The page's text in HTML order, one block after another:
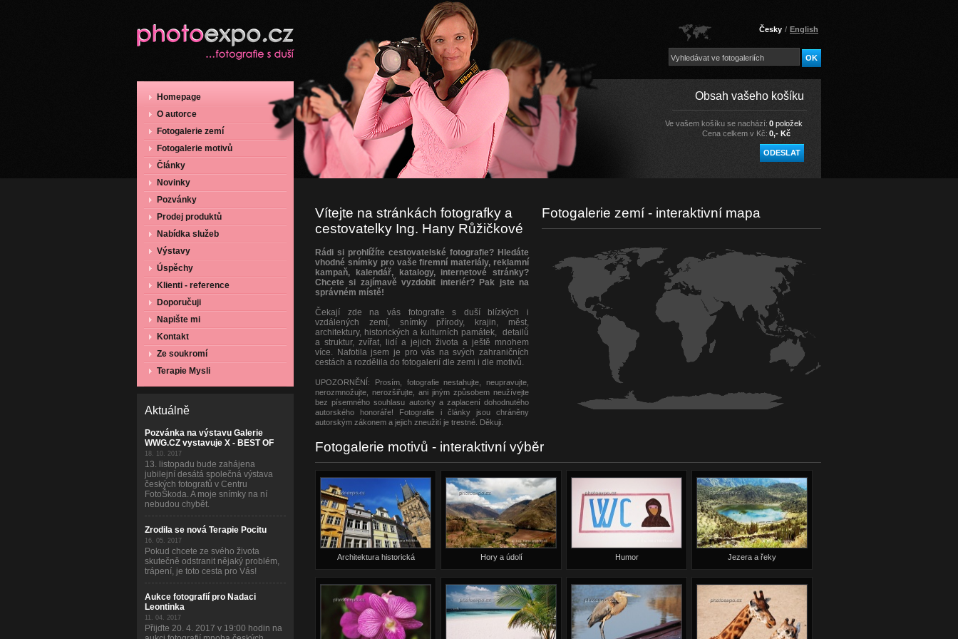
Homepage
O autorce
Fotogalerie zemí
Fotogalerie motivů
Články
Novinky
Pozvánky
Prodej produktů
Nabídka služeb
Výstavy
Úspěchy
Klienti - reference
Doporučuji
Napište mi
Kontakt
Ze soukromí
Terapie Mysli
Aktuálně
Pozvánka na výstavu Galerie
WWG.CZ vystavuje X - BEST OF
18. 10. 2017
13. listopadu bude zahájena
jubilejní desátá společná výstava
českých fotografů v Centru
FotoŠkoda. A moje snímky na ní
nebudou chybět.
Zrodila se nová Terapie Pocitu
16. 05. 2017
Pokud chcete ze svého života
skutečně odstranit nějaký problém,
trápení, je toto cesta pro Vás!
Aukce fotografií pro Nadaci
Leontinka
11. 04. 2017
Přijďte 20. 4. 2017 v 19:00 hodin na
Česky / English
Obsah vašeho košíku
Ve vašem košíku se nachází: 0 položek
Cena celkem v Kč: 0,- Kč
Vítejte na stránkách fotografky a
cestovatelky Ing. Hany Růžičkové
Rádi si prohlížíte cestovatelské fotografie? Hledáte
vhodné snímky pro vaše firemní materiály, reklamní
kampaň, kalendář, katalogy, internetové stránky?
Chcete si zajímavě vyzdobit interiér? Pak jste na
správném místě!
Čekají zde na vás fotografie s duší blízkých i
vzdálených zemí, snímky přírody, krajin, měst,
architektury, historických a kulturních památek, detailů
a struktur, zvířat, lidí a jejich života a ještě mnohem
více. Nafotila jsem je pro vás na svých zahraničních
cestách a rozdělila do fotogalerií dle zemi i dle motivů.
UPOZORNĚNÍ: Prosím, fotografie nestahujte, neupravujte,
nerozmnožujte, nerozšiřujte, ani jiným způsobem neužívejte
bez písemného souhlasu autorky a zaplacení dohodnutého
autorského honoráře! Fotografie i články jsou chráněny
autorským zákonem a jejich zneužití je trestné. Děkuji.
Fotogalerie zemí - interaktivní mapa
Fotogalerie motivů - interaktivní výběr
Architektura historická Hory a údolí Humor Jezera a řeky